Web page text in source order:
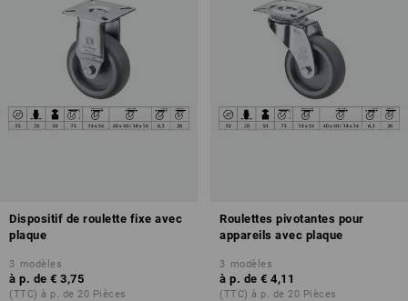
Dispositif de roulette fixe avec
plaque
3 modèles
à p. de € 3,75
(TTC) à p. de 20 Pièces
Roulettes pivotantes pour
appareils avec plaque
3 modèles
à p. de € 4,11
(TTC) à p. de 20 Pièces